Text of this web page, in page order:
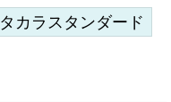
タカラスタンダード